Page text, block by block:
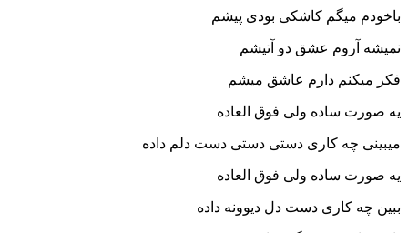
کاشکی بودی پیشم
عشق دو آتیشم
دارم عاشق میشم
ساده ولی فوق العاده
کاری دستی دستی دست دلم داده
ساده ولی فوق العاده
کاری دست دل دیوونه داده